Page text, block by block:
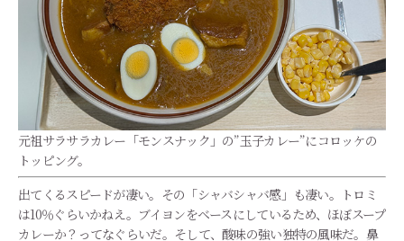
元祖サラサラカレー「モンスナック」の”玉子カレー”にコロッケの
トッピング。
出てくるスピードが凄い。その「シャバシャバ感」も凄い。トロミ
は10％ぐらいかねえ。ブイヨンをベースにしているため、ほぼスープ
カレーか？ってなぐらいだ。そして、酸味の強い独特の風味だ。鼻